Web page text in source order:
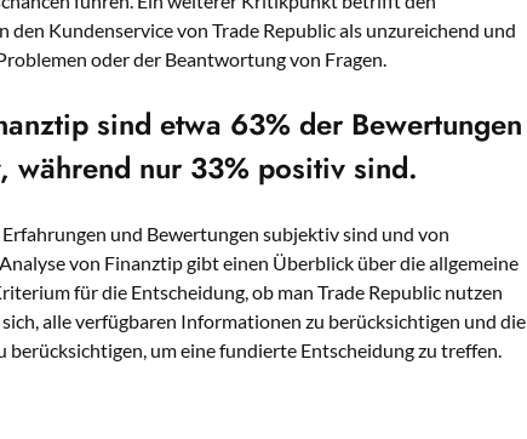
den Kundenservice von Trade Republic als unzureichend und
oder der Beantwortung von Fragen.
sind etwa 63% der Bewertungen
während nur 33% positiv sind.
und Bewertungen subjektiv sind und von
von Finanztip gibt einen Überblick über die allgemeine
für die Entscheidung, ob man Trade Republic nutzen
alle verfügbaren Informationen zu berücksichtigen und die
um eine fundierte Entscheidung zu treffen.